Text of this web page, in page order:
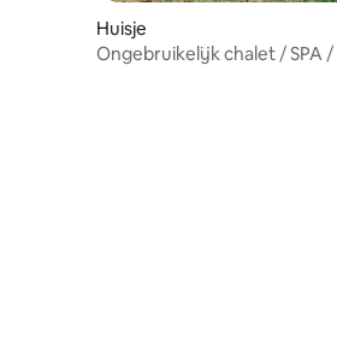
Huisje
Ongebruikelijk chalet / SPA